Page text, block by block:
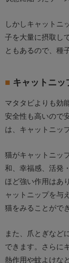
しかしキャットニ
子を大量に摂取し
ともあるので、種
キャットニッ
マタタビよりも効
安全性も高いので
は、キャットニッ
猫がキャットニッ
和、幸福感、活発
ほど強い作用はあ
ャットニップを与
猫をみることがで
また、爪とぎなど
できます。さらに
熱作用や蚊よけな